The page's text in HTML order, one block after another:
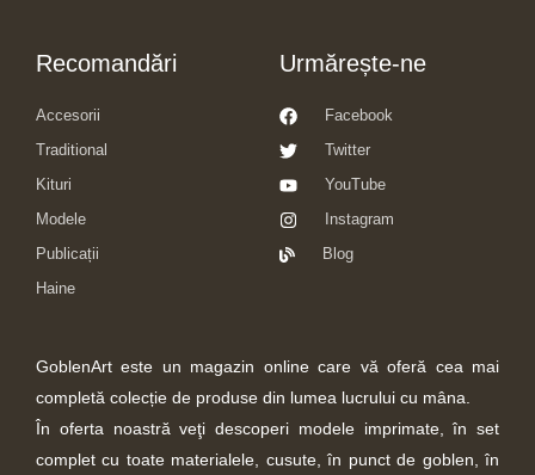
Recomandări
Accesorii
Traditional
Kituri
Modele
Publicații
Haine
Urmărește-ne
Facebook
Twitter
YouTube
Instagram
Blog
GoblenArt este un magazin online care vă oferă cea mai
completă colecție de produse din lumea lucrului cu mâna.
În oferta noastră veţi descoperi modele imprimate, în set
complet cu toate materialele, cusute, în punct de goblen, în